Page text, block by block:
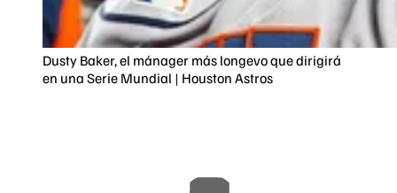
Dusty Baker, el mánager más longevo que dirigirá
en una Serie Mundial | Houston Astros